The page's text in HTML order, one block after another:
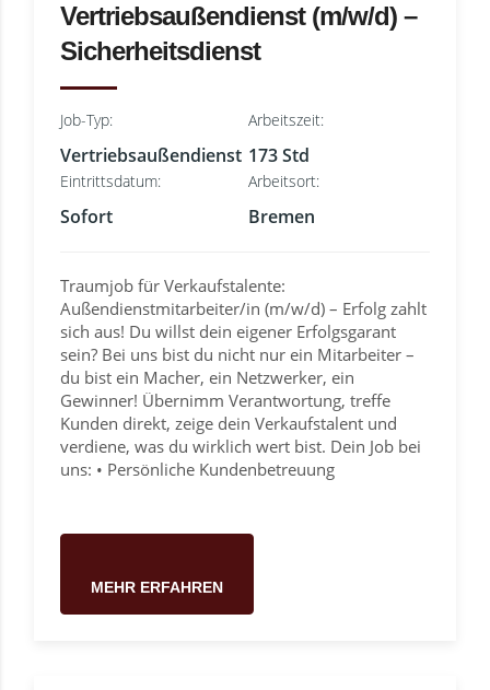
Vertriebsaußendienst (m/w/d) –
Sicherheitsdienst
Job-Typ:
Vertriebsaußendienst
Arbeitszeit:
173 Std
Eintrittsdatum:
Sofort
Arbeitsort:
Bremen
Traumjob für Verkaufstalente:
Außendienstmitarbeiter/in (m/w/d) – Erfolg zahlt
sich aus! Du willst dein eigener Erfolgsgarant
sein? Bei uns bist du nicht nur ein Mitarbeiter –
du bist ein Macher, ein Netzwerker, ein
Gewinner! Übernimm Verantwortung, treffe
Kunden direkt, zeige dein Verkaufstalent und
verdiene, was du wirklich wert bist. Dein Job bei
uns: • Persönliche Kundenbetreuung
MEHR ERFAHREN